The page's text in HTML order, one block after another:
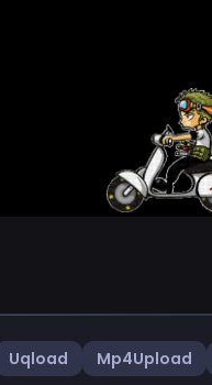
Uqload Mp4Upload